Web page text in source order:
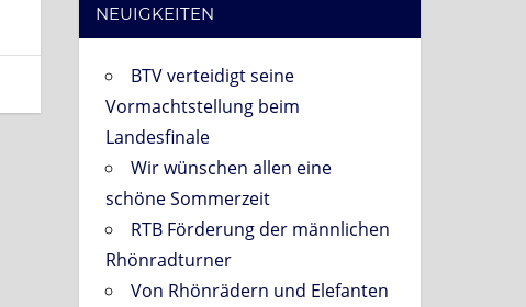
NEUIGKEITEN
BTV verteidigt seine
Vormachtstellung beim
Landesfinale
Wir wünschen allen eine
schöne Sommerzeit
RTB Förderung der männlichen
Rhönradturner
Von Rhönrädern und Elefanten